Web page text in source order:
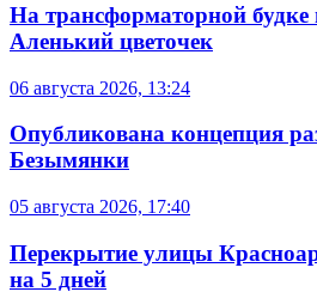
На трансформаторной будке
Аленький цветочек
06 августа 2026, 13:24
Опубликована концепция
Безымянки
05 августа 2026, 17:40
Перекрытие улицы
на 5 дней